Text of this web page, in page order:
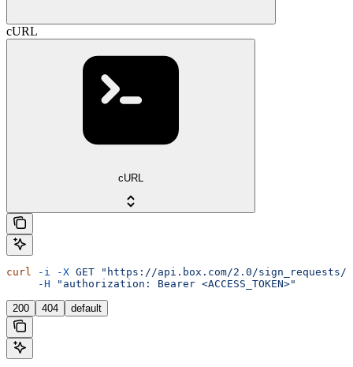
cURL
cURL
curl -i -X GET "https://api.box.com/2.0/sign_requests/
     -H
"authorization: Bearer <ACCESS_TOKEN>"
200 404 default